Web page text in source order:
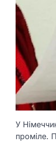
У
проміле.